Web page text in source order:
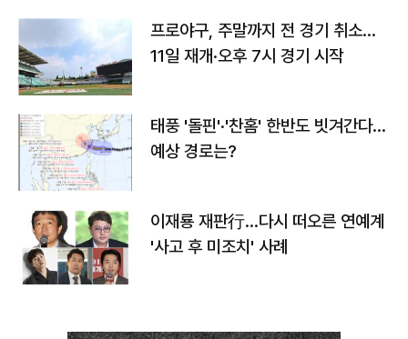
프로야구, 주말까지 전 경기 취소…
11일 재개·오후 7시 경기 시작
태풍 '돌핀'·'찬홈' 한반도 빗겨간다…
예상 경로는?
이재룡 재판行…다시 떠오른 연예계
'사고 후 미조치' 사례